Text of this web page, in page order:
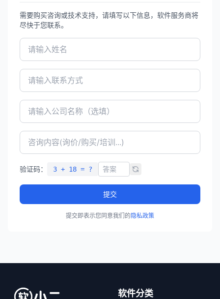
需要购买咨询或技术支持，请填写以下信息，软件服务商将
尽快于您联系。
验证码： 3 + 18 = ?
提交
提交即表示您同意我们的隐私政策
软件分类